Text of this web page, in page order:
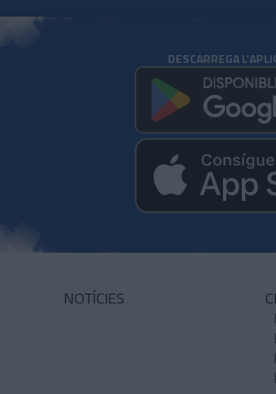
DESCARREGA
NOTÍCIES